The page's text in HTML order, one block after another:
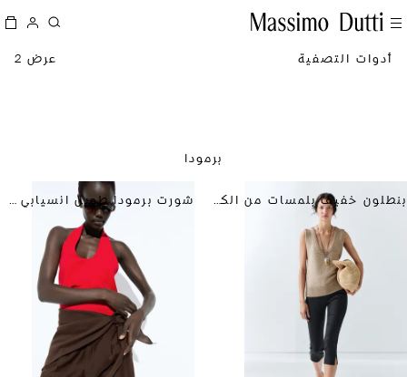
أدوات التصفية عرض 2
برمودا
بنطلون خفيف بلمسات من الكتان شورت برمودا طويل انسيابي بتفصيل وشاح